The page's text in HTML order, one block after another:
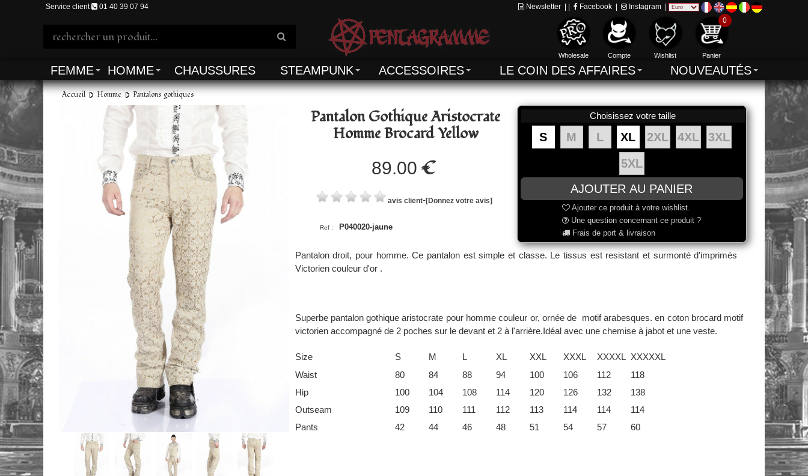
Service client 01 40 39 07 94 Newsletter Facebook Instagram
Wholesale Compte Wishlist
0
Panier
FEMME HOMME CHAUSSURES STEAMPUNK ACCESSOIRES LE COIN DES AFFAIRES NOUVEAUTÉS
Accueil Homme Pantalons gothiques
Pantalon Gothique Aristocrate
Homme Brocard Yellow
89.00 €
avis client-[Donnez votre avis]
Ref : P040020-jaune
Choisissez votre taille
S M L XL 2XL 4XL
3XL
5XL
Ajouter ce produit à votre wishlist.
Une question concernant ce produit ?
Frais de port & livraison
Pantalon droit, pour homme. Ce pantalon est simple et classe. Le tissus est resistant et surmonté d'imprimés
Victorien couleur d'or .
Superbe pantalon gothique aristocrate pour homme couleur or, ornée de motif arabesques. en coton brocard motif
victorien accompagné de 2 poches sur le devant et 2 à l'arrière.Idéal avec une chemise à jabot et une veste.
Size S M L XL XXL XXXL XXXXL XXXXXL
Waist
80 84 88 94 100 106 112
118
Hip
100 104 108 114 120 126 132
138
Outseam
109 110 111 112 113 114 114
114
Pants
42 44 46 48 51 54 57 60